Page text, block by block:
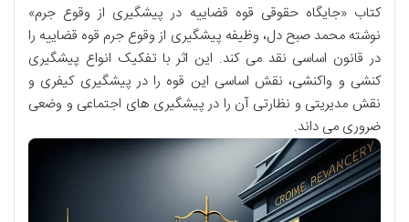
کتاب «جایگاه حقوقی قوه قضاییه در پیشگیری از وقوع جرم»
نوشته محمد صبح دل، وظیفه پیشگیری از وقوع جرم قوه قضاییه را
در قانون اساسی نقد می کند. این اثر با تفکیک انواع پیشگیری
کنشی و واکنشی، نقش اساسی این قوه را در پیشگیری کیفری و
نقش مدیریتی و نظارتی آن را در پیشگیری های اجتماعی و وضعی
ضروری می داند.